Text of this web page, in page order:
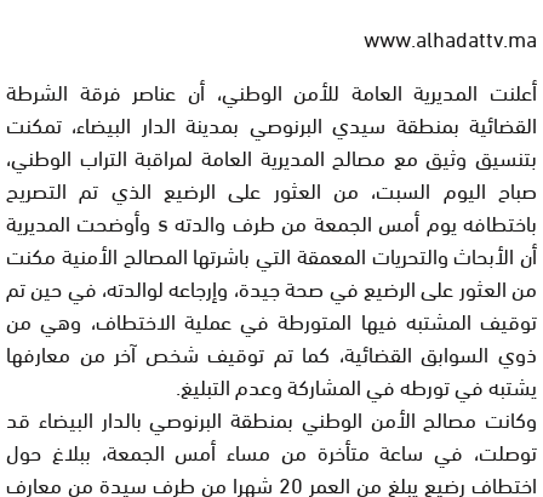
www.alhadattv.ma
أعلنت المديرية العامة للأمن الوطني، أن عناصر فرقة الشرطة
القضائية بمنطقة سيدي البرنوصي بمدينة الدار البيضاء، تمكنت
بتنسيق وثيق مع مصالح المديرية العامة لمراقبة التراب الوطني،
صباح اليوم السبت، من العثور على الرضيع الذي تم التصريح
باختطافه يوم أمس الجمعة من طرف والدته s وأوضحت المديرية
أن الأبحاث والتحريات المعمقة التي باشرتها المصالح الأمنية مكنت
من العثور على الرضيع في صحة جيدة، وإرجاعه لوالدته، في حين تم
توقيف المشتبه فيها المتورطة في عملية الاختطاف، وهي من
ذوي السوابق القضائية، كما تم توقيف شخص آخر من معارفها
يشتبه في تورطه في المشاركة وعدم التبليغ.
وكانت مصالح الأمن الوطني بمنطقة البرنوصي بالدار البيضاء قد
توصلت، في ساعة متأخرة من مساء أمس الجمعة، ببلاغ حول
اختطاف رضيع يبلغ من العمر 20 شهرا من طرف سيدة من معارف